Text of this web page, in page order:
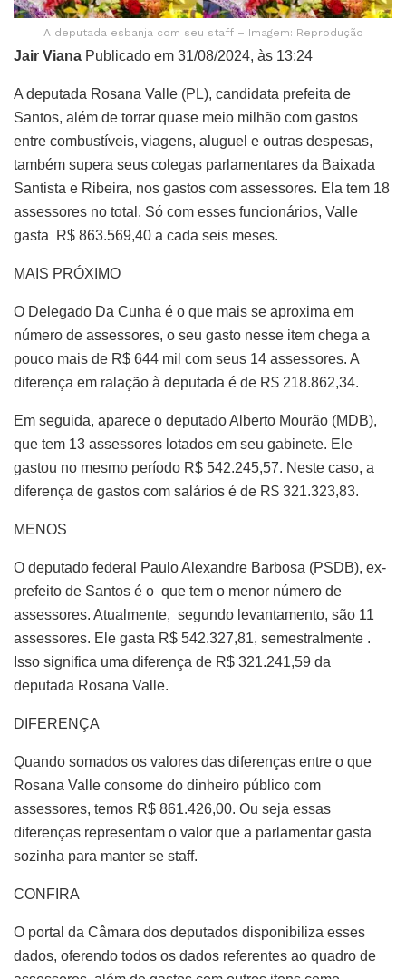
A deputada esbanja com seu staff – Imagem: Reprodução
Jair Viana Publicado em 31/08/2024, às 13:24
A deputada Rosana Valle (PL), candidata prefeita de
Santos, além de torrar quase meio milhão com gastos
entre combustíveis, viagens, aluguel e outras despesas,
também supera seus colegas parlamentares da Baixada
Santista e Ribeira, nos gastos com assessores. Ela tem 18
assessores no total. Só com esses funcionários, Valle
gasta R$ 863.569,40 a cada seis meses.
MAIS PRÓXIMO
O Delegado Da Cunha é o que mais se aproxima em
número de assessores, o seu gasto nesse item chega a
pouco mais de R$ 644 mil com seus 14 assessores. A
diferença em ralação à deputada é de R$ 218.862,34.
Em seguida, aparece o deputado Alberto Mourão (MDB),
que tem 13 assessores lotados em seu gabinete. Ele
gastou no mesmo período R$ 542.245,57. Neste caso, a
diferença de gastos com salários é de R$ 321.323,83.
MENOS
O deputado federal Paulo Alexandre Barbosa (PSDB), ex-
prefeito de Santos é o que tem o menor número de
assessores. Atualmente, segundo levantamento, são 11
assessores. Ele gasta R$ 542.327,81, semestralmente .
Isso significa uma diferença de R$ 321.241,59 da
deputada Rosana Valle.
DIFERENÇA
Quando somados os valores das diferenças entre o que
Rosana Valle consome do dinheiro público com
assessores, temos R$ 861.426,00. Ou seja essas
diferenças representam o valor que a parlamentar gasta
sozinha para manter se staff.
CONFIRA
O portal da Câmara dos deputados disponibiliza esses
dados, oferendo todos os dados referentes ao quadro de